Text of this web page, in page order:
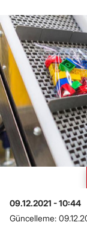
09.12.2021 - 10:44
Güncelleme: